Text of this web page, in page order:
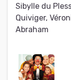
Sibylle du
Quiviger,
Abraham